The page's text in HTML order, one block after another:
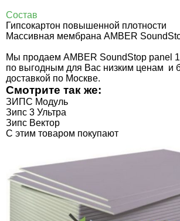
Состав
Гипсокартон повышенной плотности
Массивная мембрана AMBER
Мы продаем AMBER SoundStop panel
по выгодным для Вас низким ценам и
доставкой по Москве.
Смотрите так же:
ЗИПС Модуль
Зипс 3 Ультра
Зипс Вектор
C этим товаром покупают